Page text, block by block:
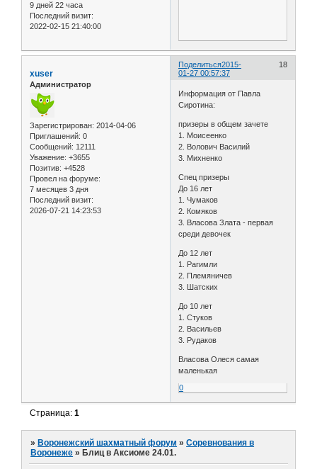
9 дней 22 часа
Последний визит:
2022-02-15 21:40:00
Поделиться 18
2015-
01-27 00:57:37
xuser
Администратор
Зарегистрирован: 2014-04-06
Приглашений: 0
Сообщений: 12111
Уважение: +3655
Позитив: +4528
Провел на форуме:
7 месяцев 3 дня
Последний визит:
2026-07-21 14:23:53
Информация от Павла
Сиротина:
призеры в общем зачете
1. Моисеенко
2. Волович Василий
3. Михненко
Спец призеры
До 16 лет
1. Чумаков
2. Комяков
3. Власова Злата - первая
среди девочек
До 12 лет
1. Рагимли
2. Племяничев
3. Шатских
До 10 лет
1. Стуков
2. Васильев
3. Рудаков
Власова Олеся самая
маленькая
0
Страница:1
» Воронежский шахматный форум »Соревнования в
Воронеже » Блиц в Аксиоме 24.01.